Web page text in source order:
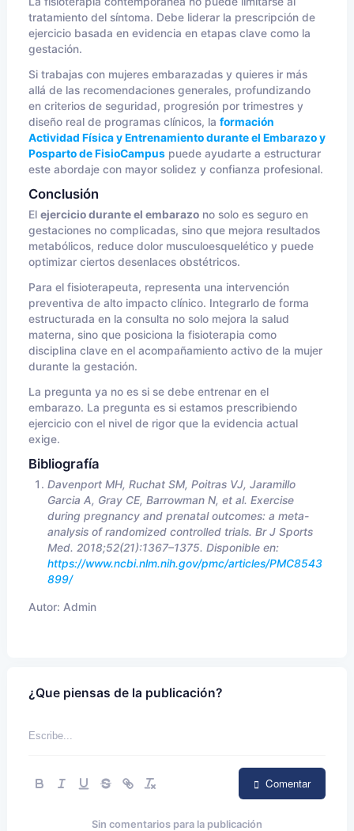
tratamiento del síntoma. Debe liderar la prescripción de
ejercicio basada en evidencia en etapas clave como la
gestación.
Si trabajas con mujeres embarazadas y quieres ir más
allá de las recomendaciones generales, profundizando
en criterios de seguridad, progresión por trimestres y
diseño real de programas clínicos, la formación
Actividad Física y Entrenamiento durante el Embarazo y
Posparto de FisioCampus puede ayudarte a estructurar
este abordaje con mayor solidez y confianza profesional.
Conclusión
El ejercicio durante el embarazo no solo es seguro en
gestaciones no complicadas, sino que mejora resultados
metabólicos, reduce dolor musculoesquelético y puede
optimizar ciertos desenlaces obstétricos.
Para el fisioterapeuta, representa una intervención
preventiva de alto impacto clínico. Integrarlo de forma
estructurada en la consulta no solo mejora la salud
materna, sino que posiciona la fisioterapia como
disciplina clave en el acompañamiento activo de la mujer
durante la gestación.
La pregunta ya no es si se debe entrenar en el
embarazo. La pregunta es si estamos prescribiendo
ejercicio con el nivel de rigor que la evidencia actual
exige.
Bibliografía
Davenport MH, Ruchat SM, Poitras VJ, Jaramillo
Garcia A, Gray CE, Barrowman N, et al. Exercise
during pregnancy and prenatal outcomes: a meta-
analysis of randomized controlled trials. Br J Sports
Med. 2018;52(21):1367–1375. Disponible en:
https://www.ncbi.nlm.nih.gov/pmc/articles/PMC8543
899/
Autor: Admin
¿Que piensas de la publicación?
Comentar
Sin comentarios para la publicación